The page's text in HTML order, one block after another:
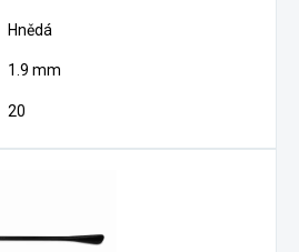
Hnědá
1.9 mm
20